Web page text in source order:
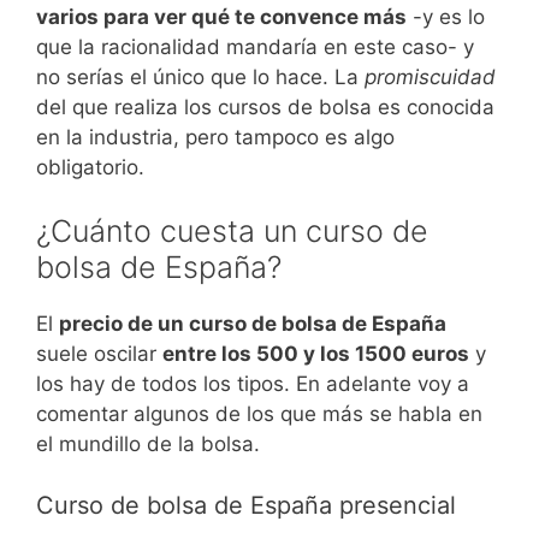
varios para ver qué te convence más -y es lo
que la racionalidad mandaría en este caso- y
no serías el único que lo hace. La promiscuidad
del que realiza los cursos de bolsa es conocida
en la industria, pero tampoco es algo
obligatorio.
¿Cuánto cuesta un curso de
bolsa de España?
El precio de un curso de bolsa de España
suele oscilar entre los 500 y los 1500 euros y
los hay de todos los tipos. En adelante voy a
comentar algunos de los que más se habla en
el mundillo de la bolsa.
Curso de bolsa de España presencial